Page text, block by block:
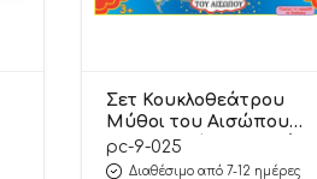
Σετ Κουκλοθεάτρου
Μύθοι του Αισώπου
9.025 – Αφοί Καλαντζή
pc-9-025
Διαθέσιμο από 7-12 ημέρες